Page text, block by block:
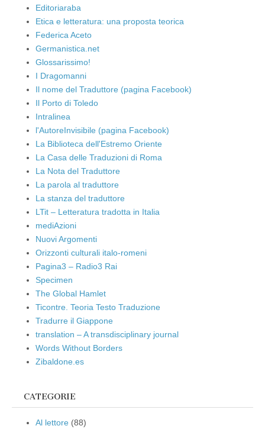
Editoriaraba
Etica e letteratura: una proposta teorica
Federica Aceto
Germanistica.net
Glossarissimo!
I Dragomanni
Il nome del Traduttore (pagina Facebook)
Il Porto di Toledo
Intralinea
l'AutoreInvisibile (pagina Facebook)
La Biblioteca dell'Estremo Oriente
La Casa delle Traduzioni di Roma
La Nota del Traduttore
La parola al traduttore
La stanza del traduttore
LTit – Letteratura tradotta in Italia
mediAzioni
Nuovi Argomenti
Orizzonti culturali italo-romeni
Pagina3 – Radio3 Rai
Specimen
The Global Hamlet
Ticontre. Teoria Testo Traduzione
Tradurre il Giappone
translation – A transdisciplinary journal
Words Without Borders
Zibaldone.es
CATEGORIE
Al lettore (88)